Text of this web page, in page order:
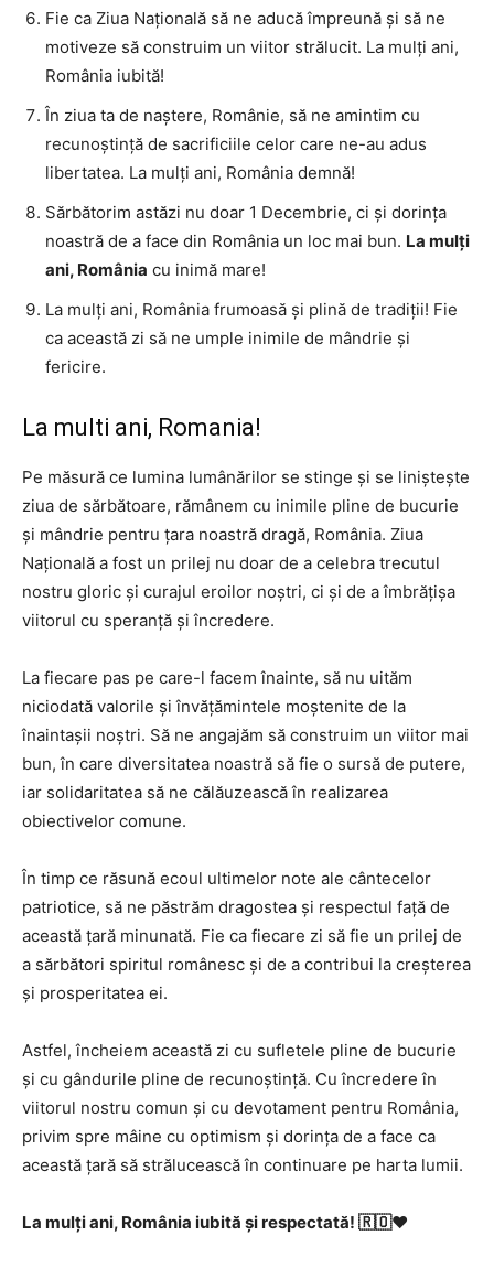
Fie ca Ziua Națională să ne aducă împreună și să ne
motiveze să construim un viitor strălucit. La mulți ani,
România iubită!
În ziua ta de naștere, Românie, să ne amintim cu
recunoștință de sacrificiile celor care ne-au adus
libertatea. La mulți ani, România demnă!
Sărbătorim astăzi nu doar 1 Decembrie, ci și dorința
noastră de a face din România un loc mai bun. La mulți
ani, România cu inimă mare!
La mulți ani, România frumoasă și plină de tradiții! Fie
ca această zi să ne umple inimile de mândrie și
fericire.
La multi ani, Romania!
Pe măsură ce lumina lumânărilor se stinge și se liniștește
ziua de sărbătoare, rămânem cu inimile pline de bucurie
și mândrie pentru țara noastră dragă, România. Ziua
Națională a fost un prilej nu doar de a celebra trecutul
nostru gloric și curajul eroilor noștri, ci și de a îmbrățișa
viitorul cu speranță și încredere.
La fiecare pas pe care-l facem înainte, să nu uităm
niciodată valorile și învățămintele moștenite de la
înaintașii noștri. Să ne angajăm să construim un viitor mai
bun, în care diversitatea noastră să fie o sursă de putere,
iar solidaritatea să ne călăuzească în realizarea
obiectivelor comune.
În timp ce răsună ecoul ultimelor note ale cântecelor
patriotice, să ne păstrăm dragostea și respectul față de
această țară minunată. Fie ca fiecare zi să fie un prilej de
a sărbători spiritul românesc și de a contribui la creșterea
și prosperitatea ei.
Astfel, încheiem această zi cu sufletele pline de bucurie
și cu gândurile pline de recunoștință. Cu încredere în
viitorul nostru comun și cu devotament pentru România,
privim spre mâine cu optimism și dorința de a face ca
această țară să strălucească în continuare pe harta lumii.
La mulți ani, România iubită și respectată! 🇷🇴❤️